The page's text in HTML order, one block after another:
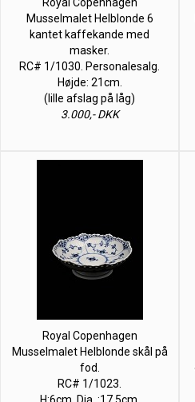
Musselmalet Helblonde 6
kantet kaffekande med
masker.
RC# 1/1030. Personalesalg.
Højde: 21cm.
(lille afslag på låg)
3.000,- DKK
Royal Copenhagen
Musselmalet Helblonde skål på
fod.
RC# 1/1023.
H:6cm. Dia. :17,5cm.